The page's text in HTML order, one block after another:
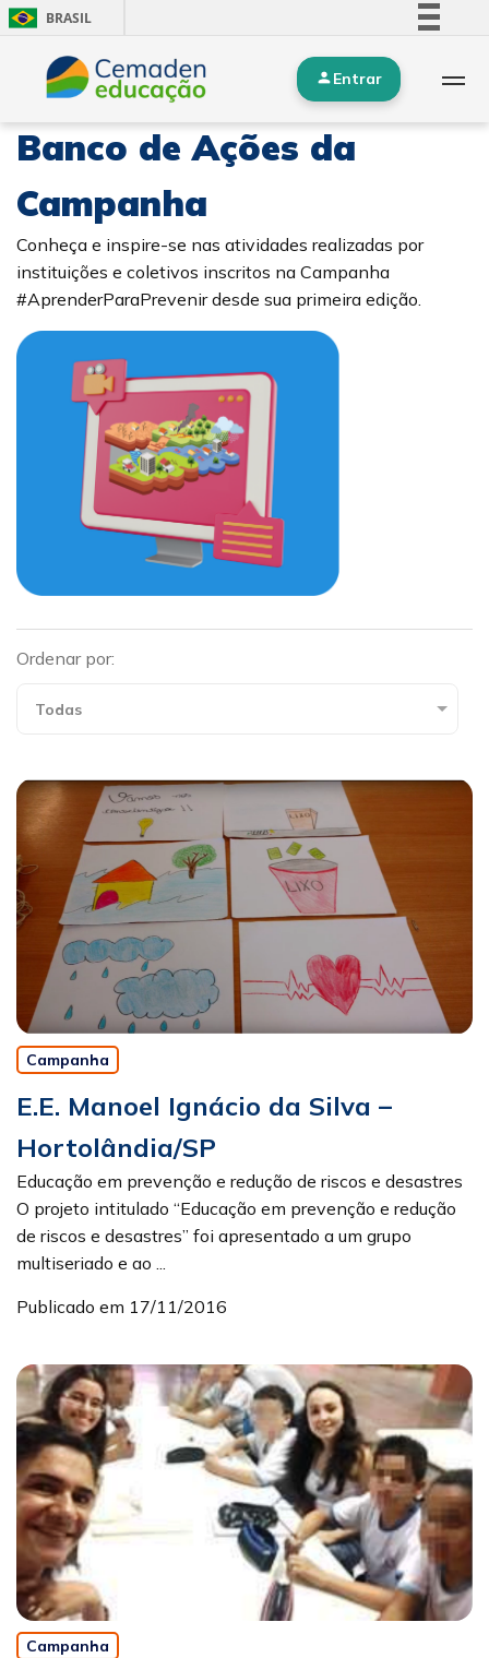
BRASIL
Simplifique!
Comunica BR
Acesso à informação
Entrar
Banco de Ações da
Campanha
Conheça e inspire-se nas atividades realizadas por
instituições e coletivos inscritos na Campanha
#AprenderParaPrevenir desde sua primeira edição.
Ordenar por:
Campanha
E.E. Manoel Ignácio da Silva –
Hortolândia/SP
Educação em prevenção e redução de riscos e desastres
O projeto intitulado “Educação em prevenção e redução
de riscos e desastres” foi apresentado a um grupo
multiseriado e ao ...
Publicado em 17/11/2016
Campanha